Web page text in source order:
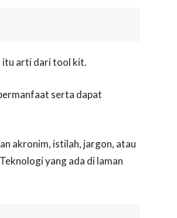
itu arti dari tool kit.
serta dapat
akronim, istilah, jargon, atau
yang ada di laman